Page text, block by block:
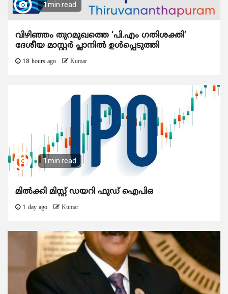
1 min read
വിഴിഞ്ഞം തുറമുഖത്തെ ‘പി.എം ഗതിശക്തി’
ദേശീയ മാസ്റ്റർ പ്ലാനിൽ ഉൾപ്പെടുത്തി
18 hours ago Kumar
1 min read
മിൽക്കി മിസ്റ്റ് ഡയറി ഫുഡ് ഐപിഒ
1 day ago Kumar